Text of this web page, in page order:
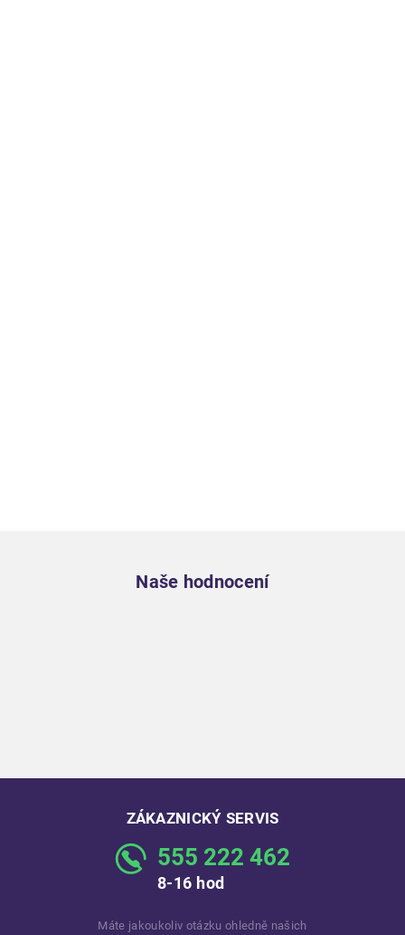
Naše hodnocení
ZÁKAZNICKÝ SERVIS
555 222 462
8-16 hod
Máte jakoukoliv otázku ohledně našich